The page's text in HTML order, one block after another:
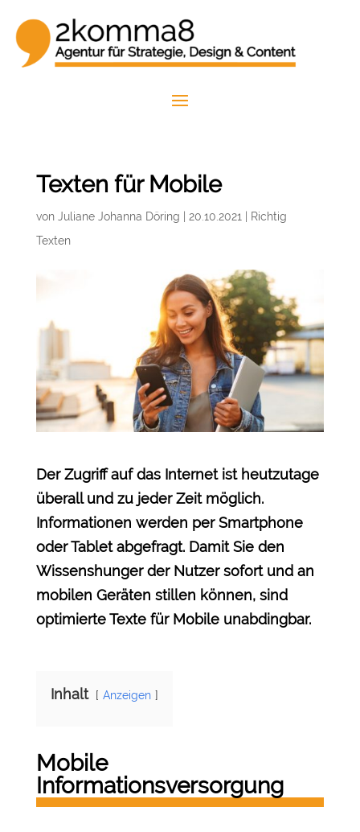
Texten für Mobile
von Juliane Johanna Döring 20.10.2021|
Richtig
Texten
Der Zugriff auf das Internet ist heutzutage
überall und zu jeder Zeit möglich.
Informationen werden per Smartphone
oder Tablet abgefragt. Damit Sie den
Wissenshunger der Nutzer sofort und an
mobilen Geräten stillen können, sind
optimierte Texte für Mobile unabdingbar.
Inhalt Anzeigen
Mobile
Informationsversorgung